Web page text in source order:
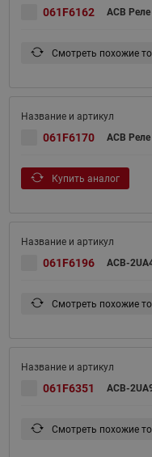
061F6162 ACB
Смотреть похожие
061F6170 ACB
Купить аналог
061F6196 ACB-
Смотреть похожие
061F6351 ACB-
Смотреть похожие